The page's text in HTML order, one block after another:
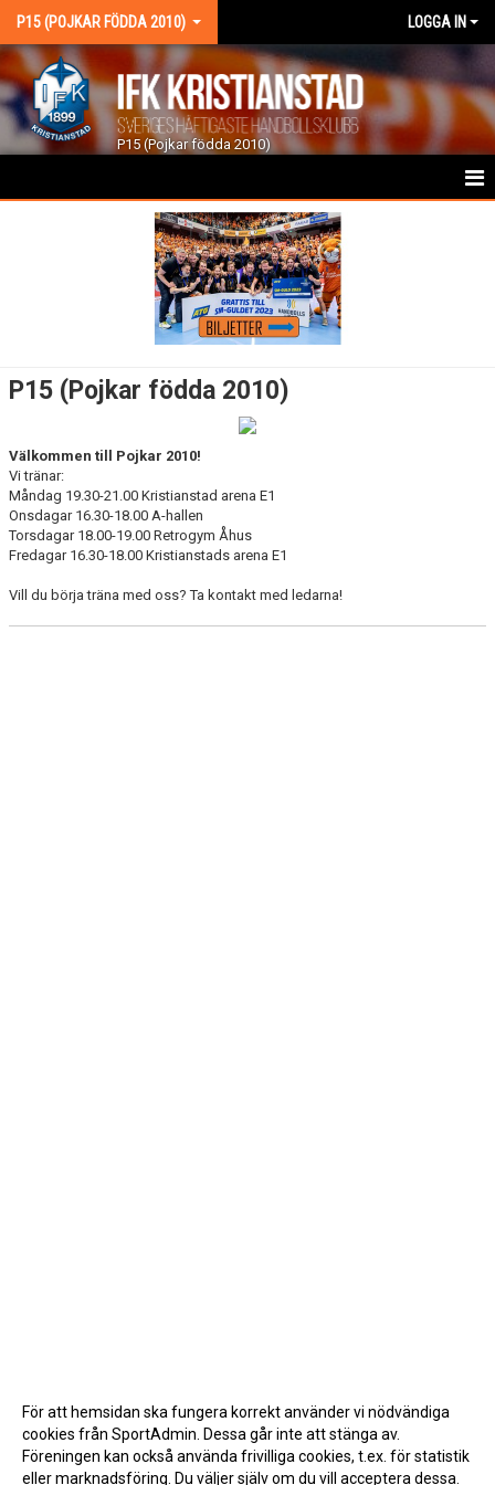
P15 (POJKAR FÖDDA 2010) LOGGA IN
P15 (Pojkar födda 2010)
BILDGALLERI
DOKUMENT
KONTAKT
P15 (Pojkar födda 2010)
Välkommen till Pojkar 2010!
Vi tränar:
Måndag 19.30-21.00 Kristianstad arena E1
Onsdagar 16.30-18.00 A-hallen
Torsdagar 18.00-19.00 Retrogym Åhus
Fredagar 16.30-18.00 Kristianstads arena E1
Vill du börja träna med oss? Ta kontakt med ledarna!
För att hemsidan ska fungera korrekt använder vi nödvändiga
cookies från SportAdmin. Dessa går inte att stänga av.
Föreningen kan också använda frivilliga cookies, t.ex. för statistik
eller marknadsföring. Du väljer själv om du vill acceptera dessa.